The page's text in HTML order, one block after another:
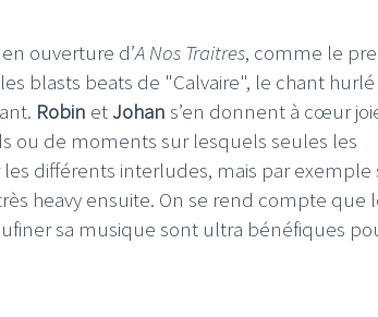
ouverture d’A Nos Traitres, comme le
blasts beats de "Calvaire", le chant
Robin etJohan s’en donnent à cœur
ou de moments sur lesquels seules les
les différents interludes, mais par exemple
heavy ensuite. On se rend compte que
sa musique sont ultra bénéfiques
– Surfin’
LE GROS RIFFIFI
LE GROS RIFFIFI –
Littératurock !!!